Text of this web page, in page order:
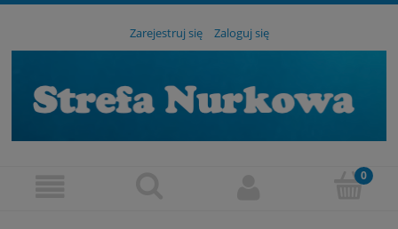
Zarejestruj się Zaloguj się